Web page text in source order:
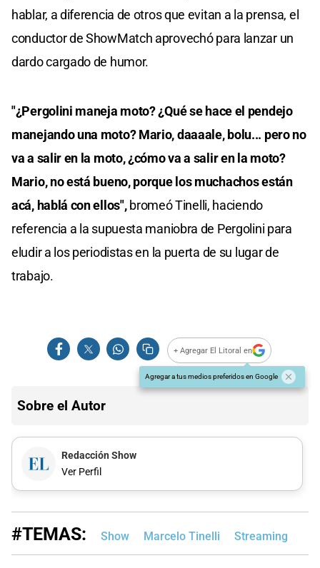
hablar, a diferencia de otros que evitan a la prensa, el
conductor de ShowMatch aprovechó para lanzar un
dardo cargado de humor.
"¿Pergolini maneja moto? ¿Qué se hace el pendejo
manejando una moto? Mario, daaaale, bolu... pero no
va a salir en la moto, ¿cómo va a salir en la moto?
Mario, no está bueno, porque los muchachos están
acá, hablá con ellos",bromeó Tinelli, haciendo
referencia a la supuesta maniobra de Pergolini para
eludir a los periodistas en la puerta de su lugar de
trabajo.
+ Agregar El Litoral en
Agregar a tus medios preferidos en Google
Sobre el Autor
Redacción Show
Ver Perfil
#TEMAS: Show Marcelo Tinelli Streaming